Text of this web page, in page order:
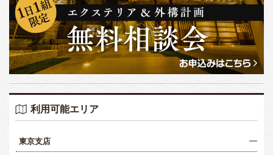
利用可能エリア
東京支店